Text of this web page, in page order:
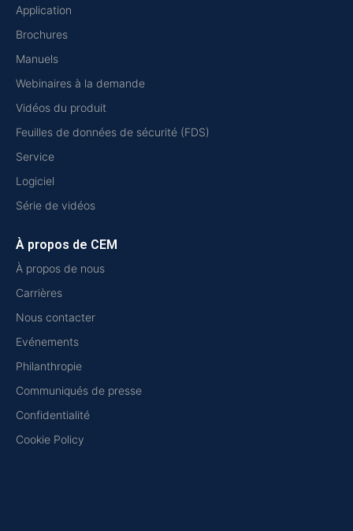
Application
Brochures
Manuels
Webinaires à la demande
Vidéos du produit
Feuilles de données de sécurité (FDS)
Service
Logiciel
Série de vidéos
À propos de CEM
À propos de nous
Carrières
Nous contacter
Evénements
Philanthropie
Communiqués de presse
Confidentialité
Cookie Policy